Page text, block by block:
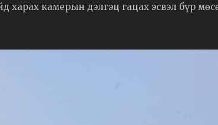
харах камерын дэлгэц гацах эсвэл бүр